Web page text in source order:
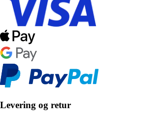
Levering og retur